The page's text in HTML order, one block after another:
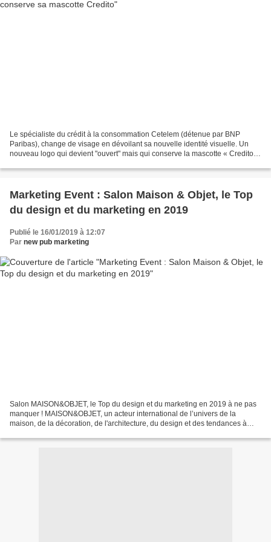
Le spécialiste du crédit à la consommation Cetelem (détenue par BNP
Paribas), change de visage en dévoilant sa nouvelle identité visuelle. Un
nouveau logo qui devient "ouvert" mais qui conserve la mascotte « Credito »,
Marketing Event : Salon Maison & Objet, le Top
du design et du marketing en 2019
Publié le 16/01/2019 à 12:07
Par new pub marketing
Salon MAISON&OBJET, le Top du design et du marketing en 2019 à ne pas
manquer ! MAISON&OBJET, un acteur international de l’univers de la
maison, de la décoration, de l'architecture, du design et des tendances à